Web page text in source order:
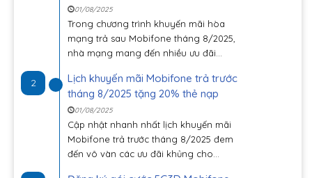
01/08/2025
Trong chương trình khuyến mãi hòa
mạng trả sau Mobifone tháng 8/2025,
nhà mạng mang đến nhiều ưu đãi...
2
Lịch khuyến mãi Mobifone trả trước
tháng 8/2025 tặng 20% thẻ nạp
01/08/2025
Cập nhật nhanh nhất lịch khuyến mãi
Mobifone trả trước tháng 8/2025 đem
đến vô vàn các ưu đãi khủng cho...